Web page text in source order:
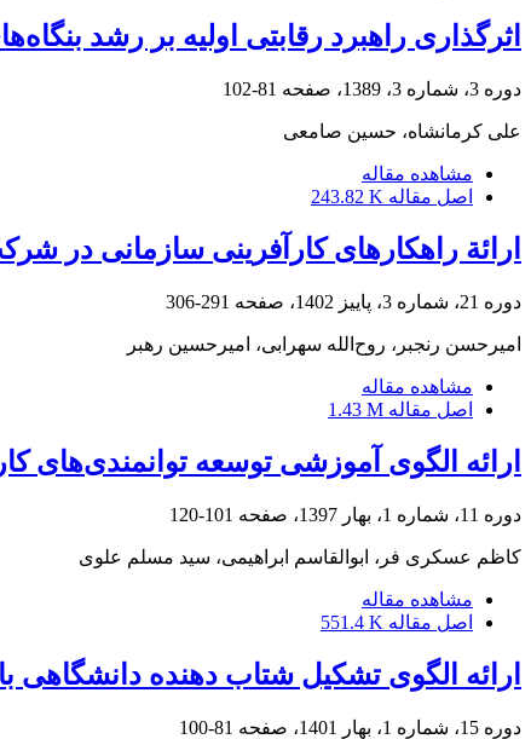
اثرگذاری راهبرد رقابتی اولیه بر رشد
دوره 3، شماره 3، 1389، صفحه 81-102
علی کرمانشاه، حسین صامعی
مشاهده مقاله
اصل مقاله 243.82 K
ارائة راهکارهای کارآفرینی سازمانی در
دوره 21، شماره 3، پاییز 1402، صفحه 291-306
امیرحسن رنجبر، روح‌الله سهرابی، امیرحسین رهبر
مشاهده مقاله
اصل مقاله 1.43 M
ارائه الگوی آموزشی توسعه توانمندی‌های
دوره 11، شماره 1، بهار 1397، صفحه 101-120
کاظم عسکری فر، ابوالقاسم ابراهیمی، سید مسلم علوی
مشاهده مقاله
اصل مقاله 551.4 K
ارائه الگوی تشکیل شتاب دهنده
دوره 15، شماره 1، بهار 1401، صفحه 81-100